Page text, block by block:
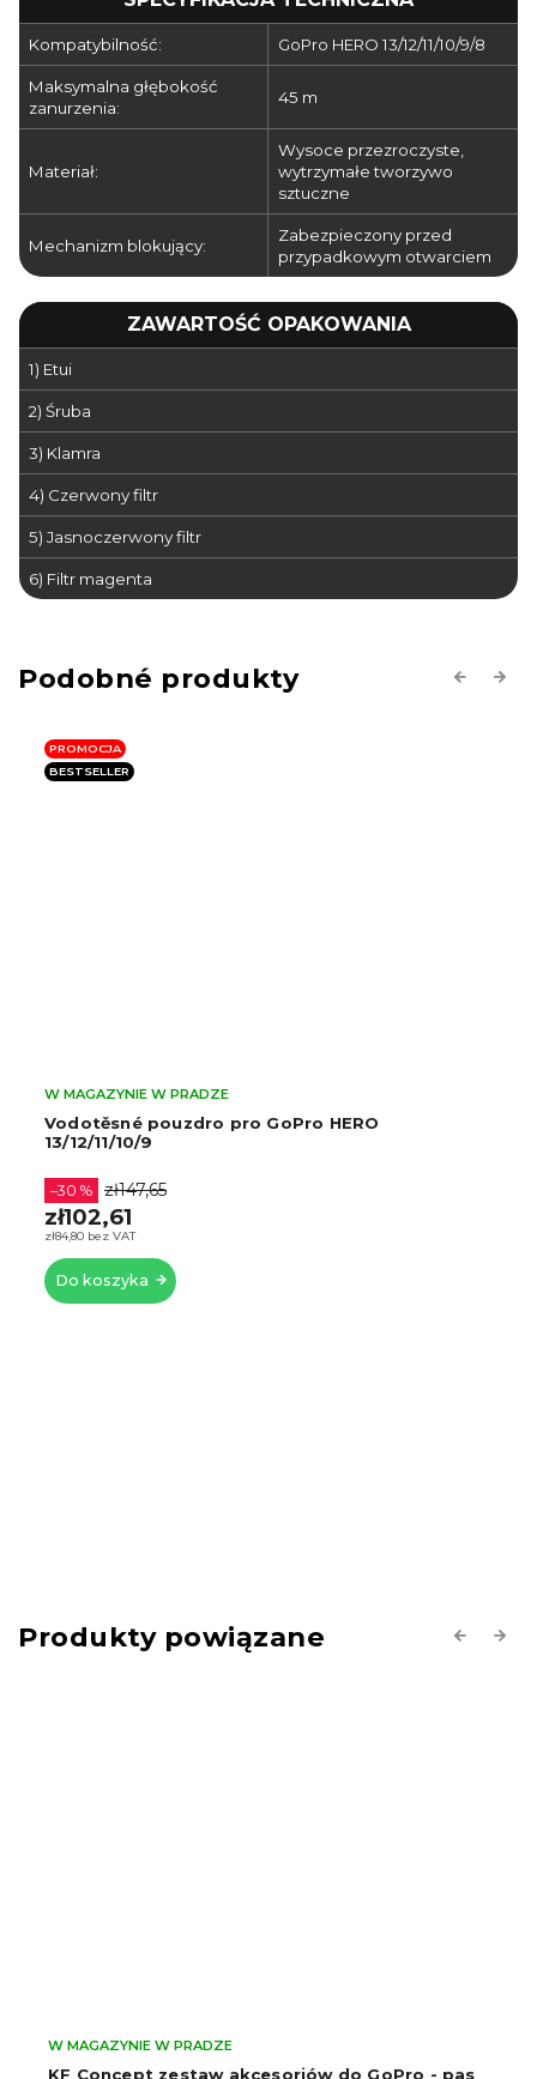
Kompatybilność: GoPro HERO 13/12/11/10/9/8
Maksymalna głębokość
zanurzenia:
45 m
Materiał:
Wysoce przezroczyste,
wytrzymałe tworzywo
sztuczne
Mechanizm blokujący:
Zabezpieczony przed
przypadkowym otwarciem
ZAWARTOŚĆ OPAKOWANIA
1) Etui
2) Śruba
3) Klamra
4) Czerwony filtr
5) Jasnoczerwony filtr
6) Filtr magenta
Previous
PROMOCJA
BESTSELLER
Vodotěsné pouzdro pro GoPro HERO
13/12/11/10/9
W MAGAZYNIE W PRADZE
zł84,80 bez VAT
–30 % zł147,65
zł102,61
Do koszyka
Next
Produkty powiązane Previous
KF Concept zestaw akcesoriów do GoPro - pas
W MAGAZYNIE W PRADZE
Next